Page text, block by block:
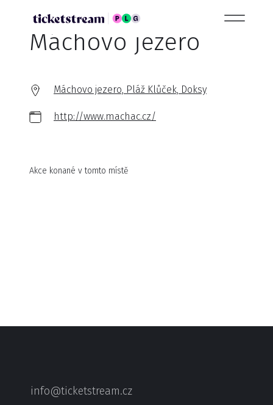
Máchovo jezero
Máchovo jezero, Pláž Klůček, Doksy
http://www.machac.cz/
Akce konané v tomto místě
info@ticketstream.cz